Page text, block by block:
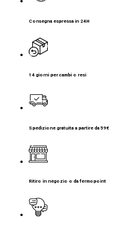
Consegna espressa in 24H
14 giorni per cambi o resi
Spedizione gratuita a partire da 59€
Ritiro in negozio o da fermopoint